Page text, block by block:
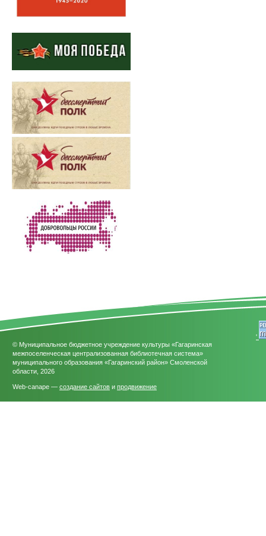
© Муниципальное бюджетное учреждение культуры «Гагаринская
межпоселенческая централизованная библиотечная система»
муниципального образования «Гагаринский район» Смоленской
области, 2026
Web-canape — создание сайтов и продвижение
'